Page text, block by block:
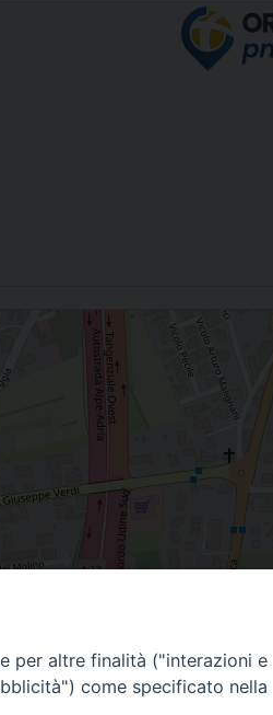
per altre finalità ("interazioni e
come specificato nella